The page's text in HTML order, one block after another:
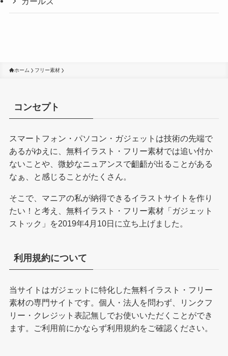
ホーム フリー素材
コンセプト
スマートフォン・パソコン・ガジェットは技術の先端で
あるがゆえに、無料イラスト・フリー素材では追い付か
ないことや、微妙なニュアンスで齟齬が出ることがある
なぁ、と感じることがたくさん。
そこで、マニアの私が納得できるイラストサイトを作り
たい！と考え、無料イラスト・フリー素材「ガジェット
ストック」を2019年4月10日に立ち上げました。
利用規約について
当サイトはガジェットに特化した無料イラスト・フリー
素材の専門サイトです。個人・法人を問わず、リンクフ
リー・クレジット表記無しでお使いいただくことができ
ます。ご利用前にかならず利用規約をご確認ください。